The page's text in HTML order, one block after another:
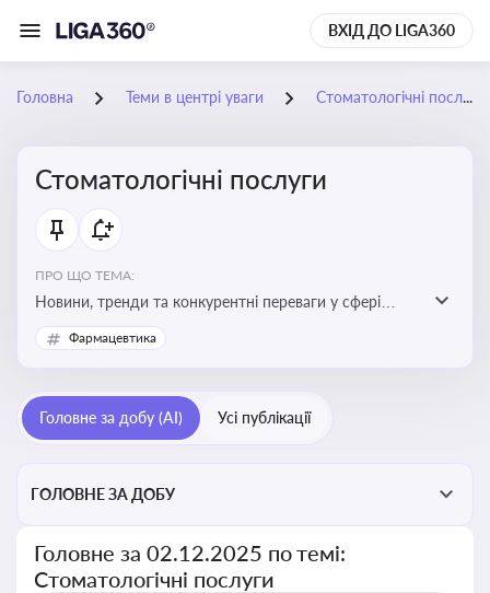
ВХІД ДО LIGA360
Головна Теми в центрі уваги Стоматологічні послуги
Стоматологічні послуги
ПРО ЩО ТЕМА:
Новини, тренди та конкурентні переваги у сфері
стоматологічних послуг. Використання новітніх
технологій та стратегій для покращення
Фармацевтика
Головне за добу (AI) Усі публікації
ГОЛОВНЕ ЗА ДОБУ
Головне за 02.12.2025 по темі:
Стоматологічні послуги